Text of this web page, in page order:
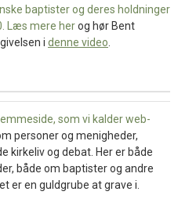
baptister og deres holdninger
Læs mere herog hør Bent
i denne video
som vi kalder web-
personer og menigheder,
kirkeliv og debat. Her er både
både om baptister og andre
er en guldgrube at grave i.